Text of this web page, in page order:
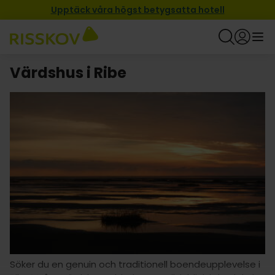
Upptäck våra högst betygsatta hotell
Värdshus i Ribe
Söker du en genuin och traditionell boendeupplevelse i